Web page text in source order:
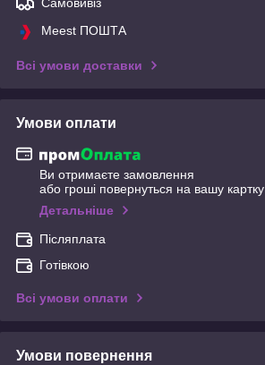
Meest ПОШТА
Всі умови доставки
Умови оплати
Ви отримаєте замовлення
або гроші повернуться на вашу картку
Детальніше
Післяплата
Готівкою
Всі умови оплати
Умови повернення